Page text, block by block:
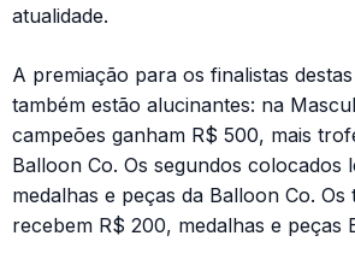
atualidade.
A premiação para os finalistas
também estão alucinantes: na
campeões ganham R$ 500, mais
Balloon Co. Os segundos colocados
medalhas e peças da Balloon Co.
recebem R$ 200, medalhas e peças